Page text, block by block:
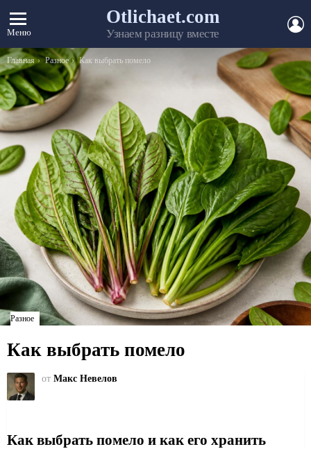
Меню
Otlichaet.com
Узнаем разницу вместе
Вы здесь:
Главная Разное Как выбрать помело
Разное
Как выбрать помело
от Макс Невелов
Как выбрать помело и как его хранить